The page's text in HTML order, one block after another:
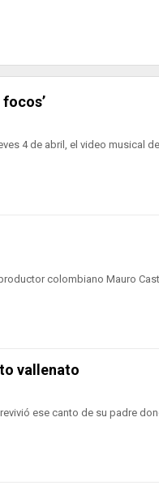
4 de abril, el video musical
colombiano Mauro
vallenato
ese canto de su padre